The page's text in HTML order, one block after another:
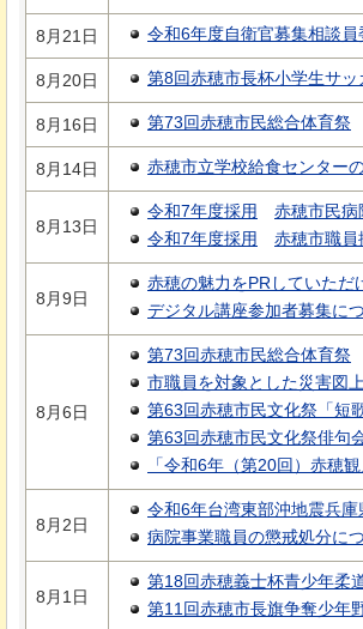
8月21日 令和6年度自衛官募集相談
8月20日 第8回赤穂市長杯小学生サ
8月16日 第73回赤穂市民総合体育祭
8月14日 赤穂市立学校給食センター
8月13日
令和7年度採用
赤穂市民病
令和7年度採用
赤穂市職員
8月9日
赤穂の魅力をPRしていただ
デジタル講座参加者募集に
8月6日
第73回赤穂市民総合体育祭
市職員を対象とした災害図
第63回赤穂市民文化祭「短
第63回赤穂市民文化祭俳句
「令和6年（第20回）赤穂
8月2日
令和6年台湾東部沖地震兵
病院事業職員の懲戒処分に
8月1日
第18回赤穂義士杯青少年柔
第11回赤穂市長旗争奪少年